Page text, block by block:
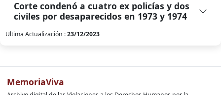
Corte condenó a cuatro ex policías y dos
civiles por desaparecidos en 1973 y 1974
Ultima Actualización :23/12/2023
MemoriaViva